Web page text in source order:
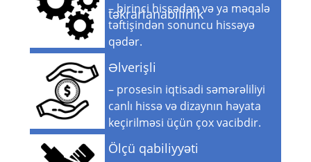
təkrarlanabilirlik
– birinci hissədən və ya məqalə
təftişindən sonuncu hissəyə
qədər.
Əlverişli
– prosesin iqtisadi səmərəliliyi
canlı hissə və dizaynın həyata
keçirilməsi üçün çox vacibdir.
Ölçü qabiliyyəti